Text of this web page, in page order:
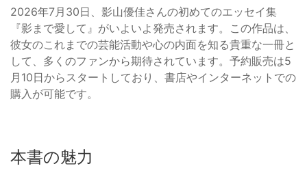
2026年7月30日、影山優佳さんの初めてのエッセイ集
『影まで愛して』がいよいよ発売されます。この作品は、
彼女のこれまでの芸能活動や心の内面を知る貴重な一冊と
して、多くのファンから期待されています。予約販売は5
月10日からスタートしており、書店やインターネットでの
購入が可能です。
本書の魅力